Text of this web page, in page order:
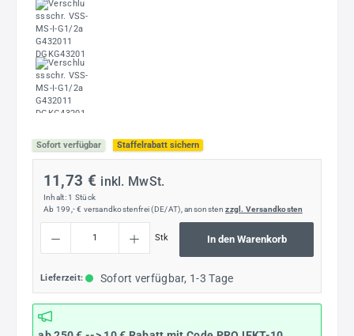
Sofort verfügbar Staffelrabatt sichern
11,73 € inkl. MwSt.
Inhalt: 1 Stück
Ab 199,- € versandkostenfrei (DE/AT), ansonstenzzgl. Versandkosten
Stk In den Warenkorb
Lieferzeit: Sofort verfügbar, 1-3 Tage